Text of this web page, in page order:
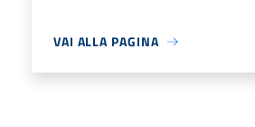
VAI ALLA PAGINA